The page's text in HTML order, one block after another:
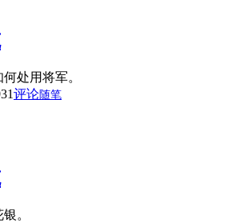
处用将军。
评论随笔
。